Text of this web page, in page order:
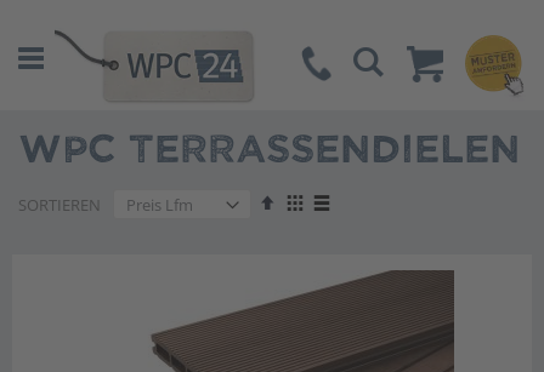
Suche
WPC TERRASSENDIELEN
SORTIEREN
AbsteigendAnzeigen